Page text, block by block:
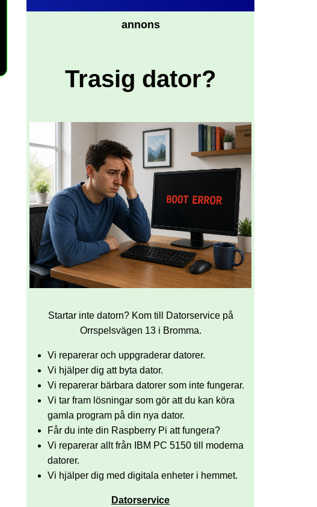
annons
Trasig dator?
Startar inte datorn? Kom till Datorservice på
Orrspelsvägen 13 i Bromma.
Vi reparerar och uppgraderar datorer.
Vi hjälper dig att byta dator.
Vi reparerar bärbara datorer som inte fungerar.
Vi tar fram lösningar som gör att du kan köra
gamla program på din nya dator.
Får du inte din Raspberry Pi att fungera?
Vi reparerar allt från IBM PC 5150 till moderna
datorer.
Vi hjälper dig med digitala enheter i hemmet.
Datorservice